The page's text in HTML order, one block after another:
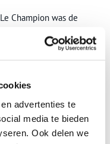
advertenties te
media te bieden
Ook delen we
Champion was de
de schaatstrainingsgroep
Trias. Een enkeling
in
de tegenwerking die